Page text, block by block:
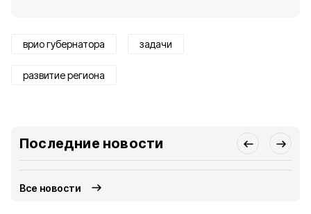
врио губернатора задачи
развитие региона
Последние новости
Все новости